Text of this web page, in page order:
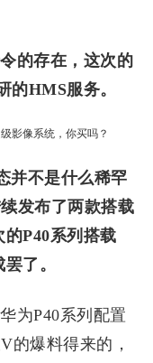
的存在，这次的
的HMS服务。
并不是什么稀罕
发布了两款搭载
P40系列搭载
了。
为P40系列配置
的爆料得来的，